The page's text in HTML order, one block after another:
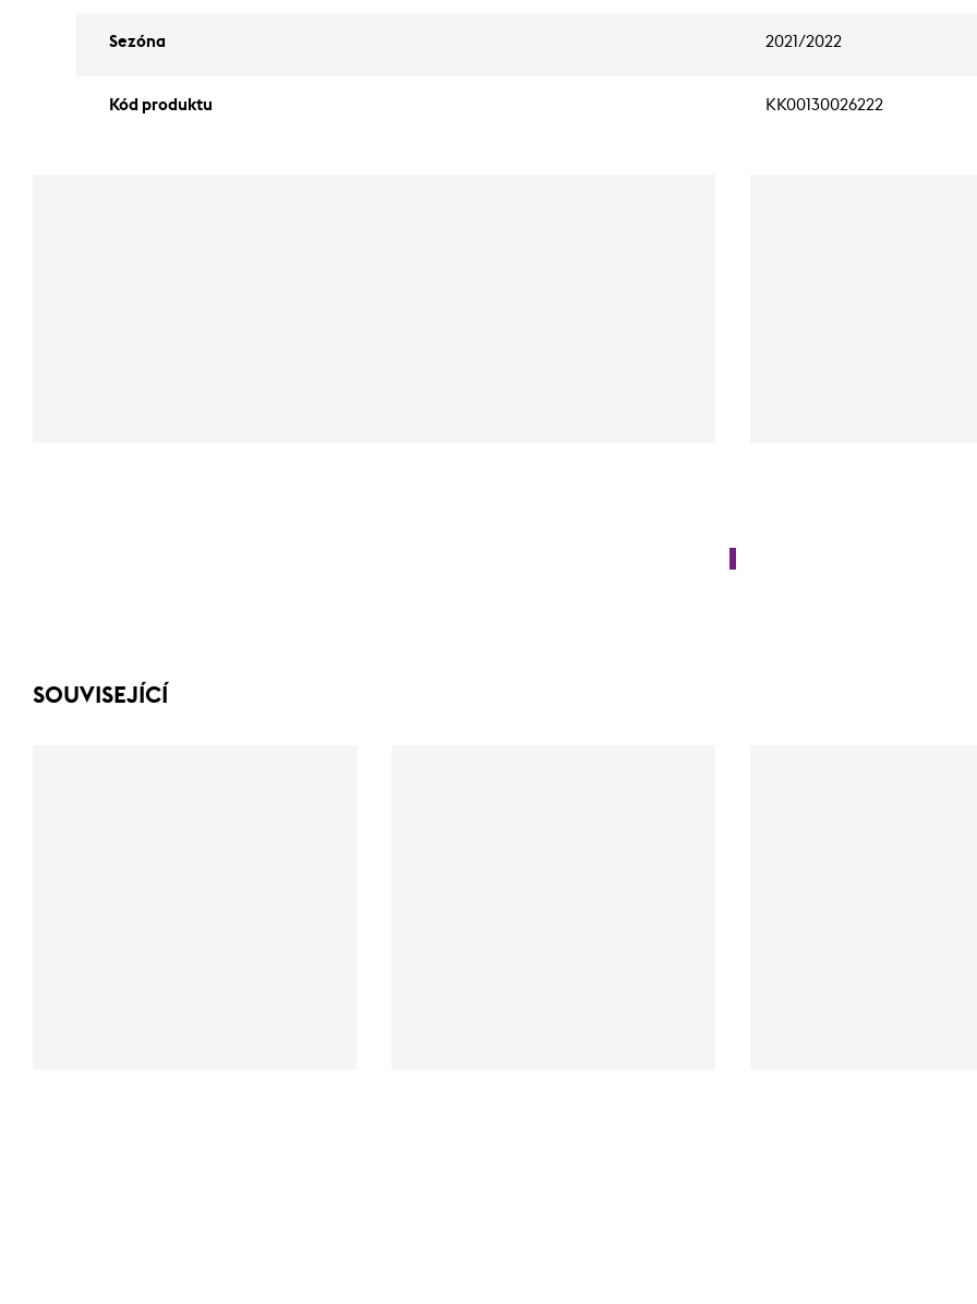
Sezóna 2021/2022
Kód produktu KK00130026222
SOUVISEJÍCÍ